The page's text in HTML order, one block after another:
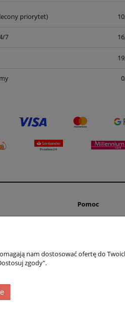
Cena nie zawiera ewentualnych kosztów
priorytet)
7
Pomoc
Do pobrania
nam dostosować ofertę do
zgody".